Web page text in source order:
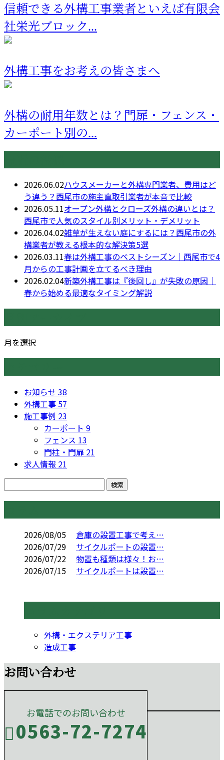
信頼できる外構工事業者といえば有限会
社栄光ブロック...
外構工事をお考えの皆さまへ
外構の耐用年数とは？門扉・フェンス・
カーポート別の...
2026.06.02ハウスメーカーと外構専門業者、費用はど
う違う？西尾市の施主直取引業者が本音で比較
2026.05.11オープン外構とクローズ外構の違いとは？
西尾市で人気のスタイル別メリット・デメリット
2026.04.02雑草が生えない庭にするには？西尾市の外
構業者が教える根本的な解決策5選
2026.03.11春は外構工事のベストシーズン｜西尾市で4
月からの工事計画を立てるべき理由
2026.02.04新築外構工事は『後回し』が失敗の原因｜
春から始める最適なタイミング解説
月を選択
お知らせ 38
外構工事 57
施工事例 23
カーポート 9
フェンス 13
門柱・門扉 21
求人情報 21
2026/08/05
倉庫の設置工事で考え…
2026/07/29
サイクルポートの設置…
2026/07/22
物置も種類は様々！お…
2026/07/15
サイクルポートは設置…
外構・エクステリア工事
造成工事
お問い合わせ
お電話でのお問い合わせ
0563-72-7274